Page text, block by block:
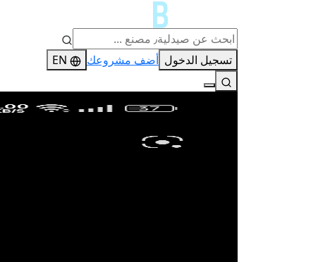
تسجيل الدخول أضف مشروعك EN